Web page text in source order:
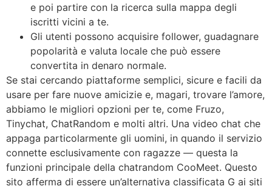
e poi partire con la ricerca sulla mappa degli
iscritti vicini a te.
Gli utenti possono acquisire follower, guadagnare
popolarità e valuta locale che può essere
convertita in denaro normale.
Se stai cercando piattaforme semplici, sicure e facili da
usare per fare nuove amicizie e, magari, trovare l’amore,
abbiamo le migliori opzioni per te, come Fruzo,
Tinychat, ChatRandom e molti altri. Una video chat che
appaga particolarmente gli uomini, in quando il servizio
connette esclusivamente con ragazze — questa la
funzioni principale della chatrandom CooMeet. Questo
sito afferma di essere un’alternativa classificata G ai siti